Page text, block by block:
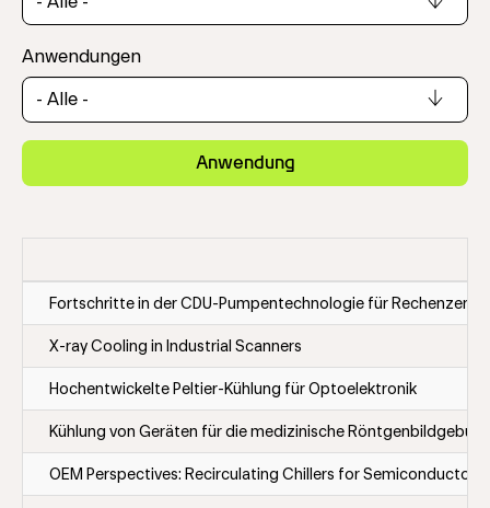
Anwendungen
Anwendung
Fortschritte in der CDU-Pumpentechnologie für
X-ray Cooling in Industrial Scanners
Hochentwickelte Peltier-Kühlung für Optoelektronik
Kühlung von Geräten für die medizinische
OEM Perspectives: Recirculating Chillers for Semiconductor